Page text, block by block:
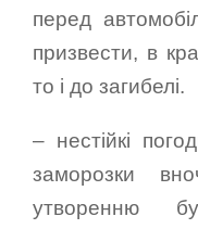
перед
призвести, в
то і до загибелі.
– нестійкі
заморозки
утворенню